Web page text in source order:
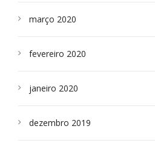
março 2020
fevereiro 2020
janeiro 2020
dezembro 2019